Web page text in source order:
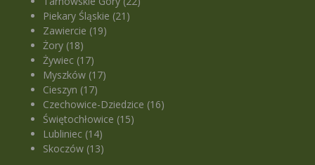
Piekary Śląskie (21)
Zawiercie (19)
Żory (18)
Żywiec (17)
Myszków (17)
Cieszyn (17)
Czechowice-Dziedzice (16)
Świętochłowice (15)
Lubliniec (14)
Skoczów (13)